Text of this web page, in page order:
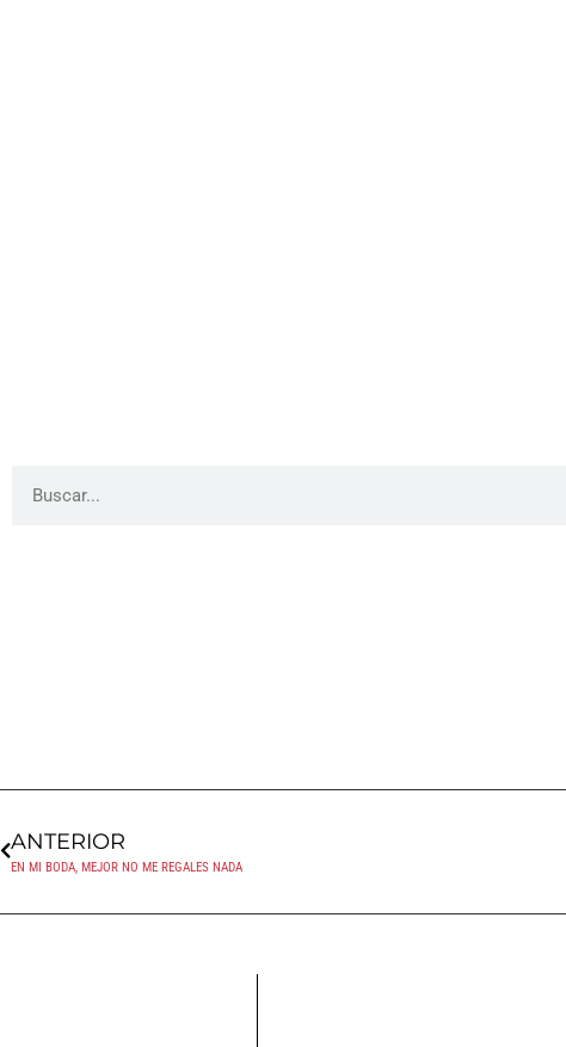
ANTERIOR
EN MI BODA, MEJOR NO ME REGALES NADA